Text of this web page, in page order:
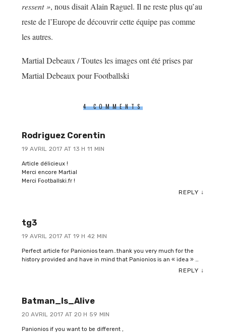
ressent », nous disait Alain Raguel. Il ne reste plus qu’au
reste de l’Europe de découvrir cette équipe pas comme
les autres.
Martial Debeaux / Toutes les images ont été prises par
Martial Debeaux pour Footballski
4 COMMENTS
Rodriguez Corentin
19 AVRIL 2017 AT 13 H 11 MIN
Article délicieux !
Merci encore Martial
Merci Footballski.fr !
REPLY ↓
tg3
19 AVRIL 2017 AT 19 H 42 MIN
Perfect article for Panionios team..thank you very much for the
history provided and have in mind that Panionios is an « idea » …
REPLY ↓
Batman_Is_Alive
20 AVRIL 2017 AT 20 H 59 MIN
Panionios if you want to be different ,